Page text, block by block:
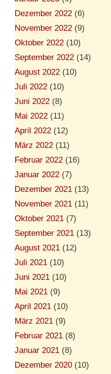
Dezember 2022 (6)
November 2022 (9)
Oktober 2022 (10)
September 2022 (14)
August 2022 (10)
Juli 2022 (10)
Juni 2022 (8)
Mai 2022 (11)
April 2022 (12)
März 2022 (11)
Februar 2022 (16)
Januar 2022 (7)
Dezember 2021 (13)
November 2021 (11)
Oktober 2021 (7)
September 2021 (13)
August 2021 (12)
Juli 2021 (10)
Juni 2021 (10)
Mai 2021 (9)
April 2021 (10)
März 2021 (9)
Februar 2021 (8)
Januar 2021 (8)
Dezember 2020 (10)